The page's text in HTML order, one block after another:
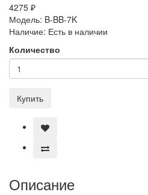
4275 ₽
Модель: B-BB-7K
Наличие: Есть в наличии
Количество
Купить
Описание